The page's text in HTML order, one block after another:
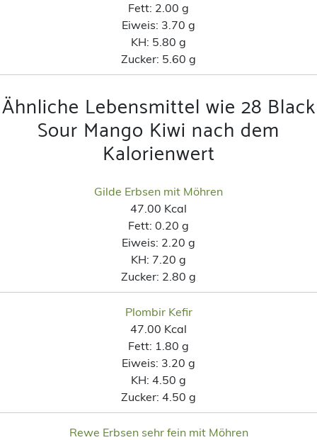
Fett: 2.00 g
Eiweis: 3.70 g
KH: 5.80 g
Zucker: 5.60 g
Ähnliche Lebensmittel wie 28 Black
Sour Mango Kiwi nach dem
Kalorienwert
Gilde Erbsen mit Möhren
47.00 Kcal
Fett: 0.20 g
Eiweis: 2.20 g
KH: 7.20 g
Zucker: 2.80 g
Plombir Kefir
47.00 Kcal
Fett: 1.80 g
Eiweis: 3.20 g
KH: 4.50 g
Zucker: 4.50 g
Rewe Erbsen sehr fein mit Möhren